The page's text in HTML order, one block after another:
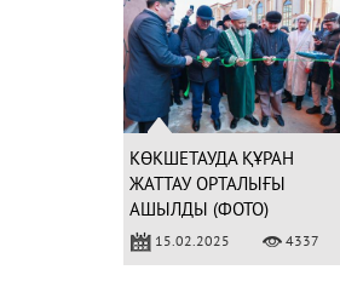
КӨКШЕТАУДА ҚҰРАН
ЖАТТАУ ОРТАЛЫҒЫ
АШЫЛДЫ (ФОТО)
15.02.2025 4337